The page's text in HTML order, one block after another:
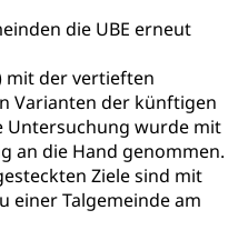
die UBE erneut
mit der vertieften
Varianten der künftigen
Untersuchung wurde mit
an die Hand genommen.
Ziele sind mit
einer Talgemeinde am
Auto, Motorrad,
LU, OW, NW,
vif